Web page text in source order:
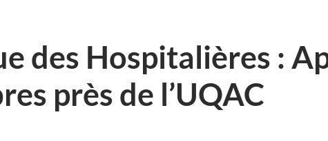
des Hospitalières :
près de l’UQAC